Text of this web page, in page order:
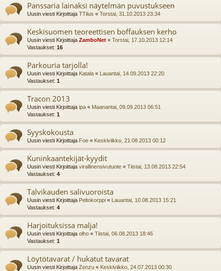
Panssaria lainaksi näytelmän puvustukseen
Uusin viesti Kirjoittaja TTilus « Torstai, 31.10.2013 23:34
Keskisuomen teoreettisen boffauksen kerho
Uusin viesti Kirjoittaja ZamboNet « Torstai, 17.10.2013 12:14
Vastaukset: 16
Parkouria tarjolla!
Uusin viesti Kirjoittaja Katala « Lauantai, 14.09.2013 22:20
Vastaukset: 1
Tracon 2013
Uusin viesti Kirjoittaja ipa « Maanantai, 09.09.2013 06:51
Vastaukset: 1
Syyskokousta
Uusin viesti Kirjoittaja Foe « Keskiviikko, 21.08.2013 00:12
Kuninkaantekijät-kyydit
Uusin viesti Kirjoittaja virallinensivutuote « Tiistai, 13.08.2013 22:54
Vastaukset: 4
Talvikauden salivuoroista
Uusin viesti Kirjoittaja Peltokorppi « Lauantai, 10.08.2013 15:21
Vastaukset: 4
Harjoituksissa malja!
Uusin viesti Kirjoittaja olho « Tiistai, 06.08.2013 18:46
Vastaukset: 1
Löytötavarat / hukatut tavarat
Uusin viesti Kirjoittaja Zenzu « Keskiviikko, 24.07.2013 00:30